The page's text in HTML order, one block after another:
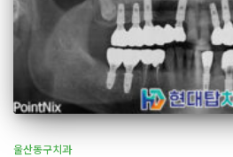
울산동구치과